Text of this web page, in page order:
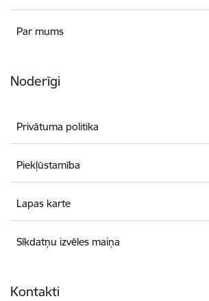
Par mums
Noderīgi
Privātuma politika
Piekļūstamība
Lapas karte
Sīkdatņu izvēles maiņa
Kontakti